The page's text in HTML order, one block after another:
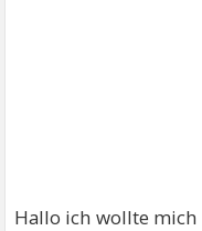
Hallo ich wollte mich